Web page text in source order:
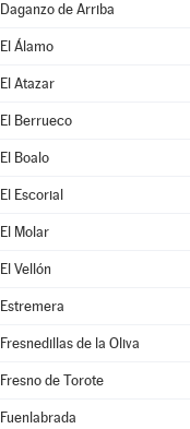
Daganzo de Arriba
El Álamo
El Atazar
El Berrueco
El Boalo
El Escorial
El Molar
El Vellón
Estremera
Fresnedillas de la Oliva
Fresno de Torote
Fuenlabrada